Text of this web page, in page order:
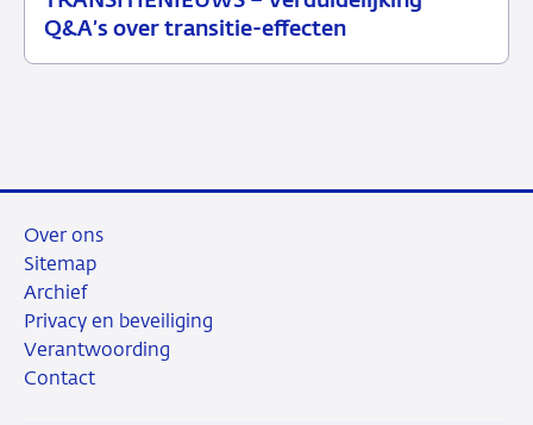
Q&A’s over transitie-effecten
13
Nieuwsbericht
Over ons
Sitemap
Archief
Privacy en beveiliging
Verantwoording
Contact